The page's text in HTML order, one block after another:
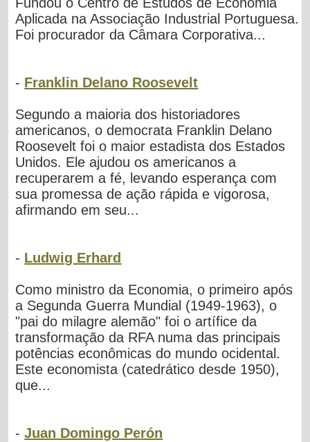
Aplicada na Associação Industrial Portuguesa.
Foi procurador da Câmara Corporativa...
- Franklin Delano Roosevelt
Segundo a maioria dos historiadores
americanos, o democrata Franklin Delano
Roosevelt foi o maior estadista dos Estados
Unidos. Ele ajudou os americanos a
recuperarem a fé, levando esperança com
sua promessa de ação rápida e vigorosa,
afirmando em seu...
- Ludwig Erhard
Como ministro da Economia, o primeiro após
a Segunda Guerra Mundial (1949-1963), o
"pai do milagre alemão" foi o artífice da
transformação da RFA numa das principais
potências econômicas do mundo ocidental.
Este economista (catedrático desde 1950),
que...
-Juan Domingo Perón